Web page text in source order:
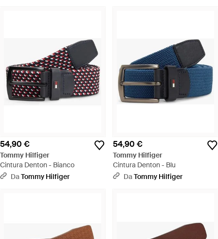
54,90 €
Tommy Hilfiger
Cintura Denton - Bianco
DaTommy Hilfiger
54,90 €
Tommy Hilfiger
Cintura Denton - Blu
DaTommy Hilfiger